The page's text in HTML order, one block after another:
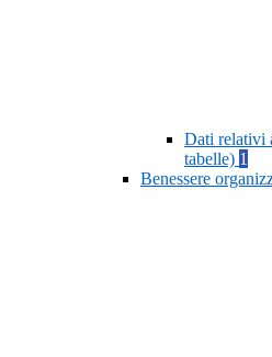
Dati relativi
tabelle) 1
Benessere